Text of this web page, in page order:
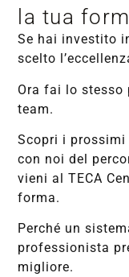
la tua
Se hai investito
scelto
Ora fai lo stesso
team.
Scopri i
con noi del
vieni al TECA
forma.
Perché un
professionista
migliore.